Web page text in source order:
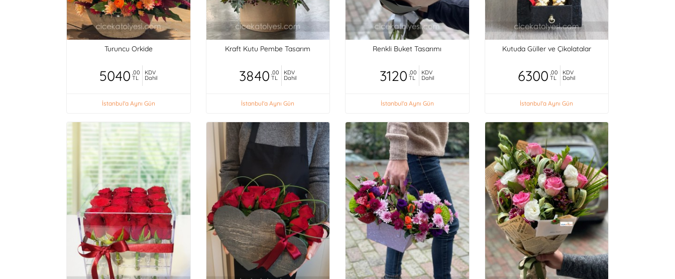
Turuncu Orkide
5040 ,00
TL
KDV
Dahil
İstanbul'a Aynı Gün
Kraft Kutu Pembe Tasarım
3840 ,00
TL
KDV
Dahil
İstanbul'a Aynı Gün
Renkli Buket Tasarımı
3120 ,00
TL
KDV
Dahil
İstanbul'a Aynı Gün
Kutuda Güller ve Çikolatalar
6300 ,00
TL
KDV
Dahil
İstanbul'a Aynı Gün